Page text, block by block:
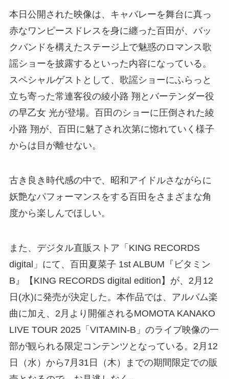
本日公開された映像は、キャバレーを舞台に真っ
赤なワンピースドレスを身に纏った百田が、バッ
クバンドを構えたステージ上で魅惑のロマンス歌
謡ショーを披露するといった内容になっている。
スペシャルゲストとして、歌謡ショーにふらっと
立ち寄った常連客役の綾小路 翔とバーテンダー役
の早乙女 光が登場。百田のショーに圧倒された綾
小路 翔が、百田に魅了され次第に惚れていく様子
からは目が離せない。
古き良き時代感の中で、昭和アイドルさながらに
妖艶なパフォーマンスをする百田をさまざまな角
度から楽しんでほしい。
また、デジタル直販ストア「KING RECORDS
digital」にて、百田夏菜子 1st ALBUM『ビタミン
B』【KING RECORDS digital edition】が、2月12
日(水)に発売が決定した。本作品では、アルバム楽
曲に加え、2月より開催されるMOMOTA KANAKO
LIVE TOUR 2025「VITAMIN-B」のライブ映像の一
部が観られる限定コンテンツとなっている。2月12
日（水）から7月31日（木）までの期間限定での販